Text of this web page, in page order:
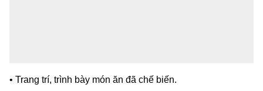
• Trang trí, trình bày món ăn đã chế biến.